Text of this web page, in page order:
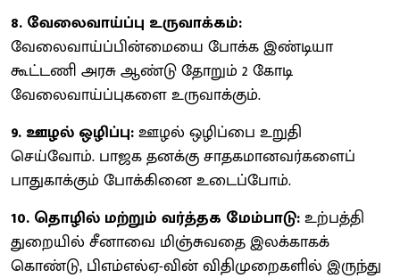
8. வேலைவாய்ப்பு உருவாக்கம்:
வேலைவாய்ப்பின்மையை போக்க இண்டியா
கூட்டணி அரசு ஆண்டு தோறும் 2 கோடி
வேலைவாய்ப்புகளை உருவாக்கும்.
9. ஊழல் ஒழிப்பு:ஊழல் ஒழிப்பை உறுதி
செய்வோம். பாஜக தனக்கு சாதகமானவர்களைப்
பாதுகாக்கும் போக்கினை உடைப்போம்.
10. தொழில் மற்றும் வர்த்தக மேம்பாடு:உற்பத்தி
துறையில் சீனாவை மிஞ்சுவதை இலக்காகக்
கொண்டு, பிஎம்எல்ஏ-வின் விதிமுறைகளில் இருந்து